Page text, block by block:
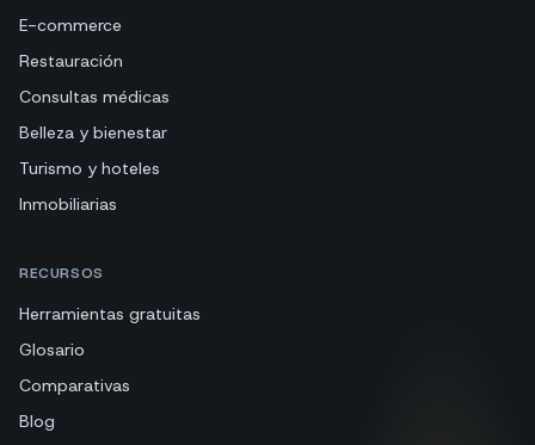
E-commerce
Restauración
Consultas médicas
Belleza y bienestar
Turismo y hoteles
Inmobiliarias
RECURSOS
Herramientas gratuitas
Glosario
Comparativas
Blog